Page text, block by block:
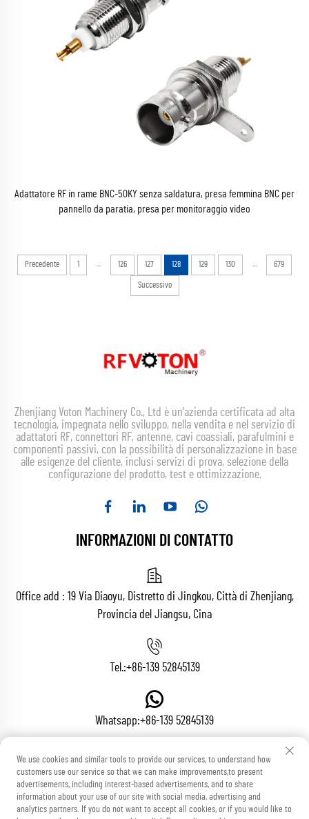
Adattatore RF in rame BNC-50KY senza saldatura, presa femmina BNC per
pannello da paratia, presa per monitoraggio video
Precedente 1 ... 126 127 128 129 130 ... 679
Successivo
Zhenjiang Voton Machinery Co., Ltd è un'azienda certificata ad alta
tecnologia, impegnata nello sviluppo, nella vendita e nel servizio di
adattatori RF, connettori RF, antenne, cavi coassiali, parafulmini e
componenti passivi, con la possibilità di personalizzazione in base
alle esigenze del cliente, inclusi servizi di prova, selezione della
configurazione del prodotto, test e ottimizzazione.
INFORMAZIONI DI CONTATTO
Office add : 19 Via Diaoyu, Distretto di Jingkou, Città di Zhenjiang,
Provincia del Jiangsu, Cina
Tel.:+86-139 52845139
Whatsapp:+86-139 52845139
Email:[email protected]
We use cookies and similar tools to provide our services, to understand how
customers use our service so that we can make improvements,to present
advertisements, including interest-based advertisements, and to share
information about your use of our site with social media, advertising and
analytics partners. If you do not want to accept all cookies, or if you would like to